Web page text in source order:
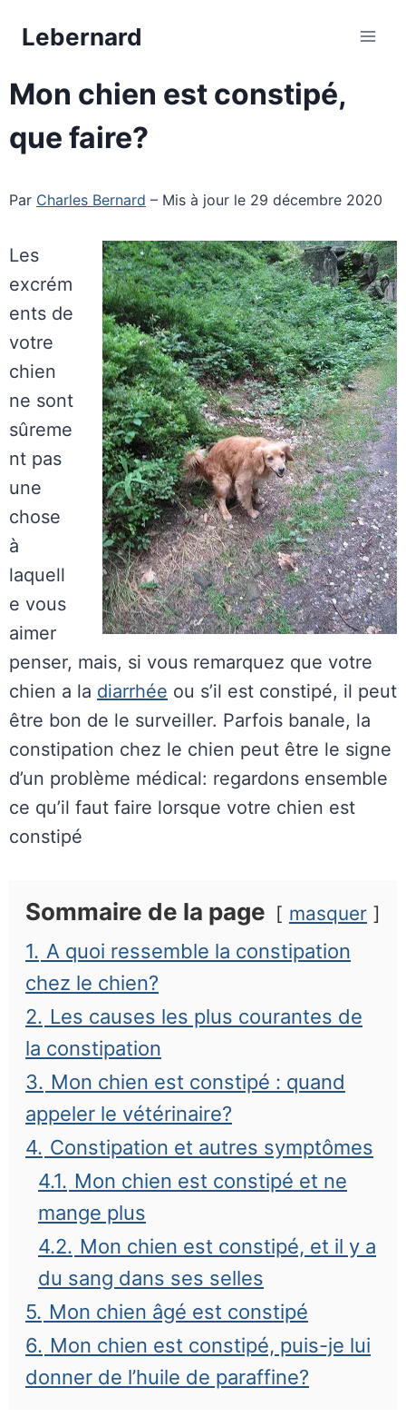
Lebernard
Mon chien est constipé,
que faire?
Par Charles Bernard – Mis à jour le 29 décembre 2020
Les
excrém
ents de
votre
chien
ne sont
sûreme
nt pas
une
chose
à
laquell
e vous
aimer
penser, mais, si vous remarquez que votre
chien a la diarrhée ou s’il est constipé, il peut
être bon de le surveiller. Parfois banale, la
constipation chez le chien peut être le signe
d’un problème médical: regardons ensemble
ce qu’il faut faire lorsque votre chien est
constipé
Sommaire de la page masquer
1. A quoi ressemble la constipation
chez le chien?
2. Les causes les plus courantes de
la constipation
3. Mon chien est constipé : quand
appeler le vétérinaire?
4. Constipation et autres symptômes
4.1. Mon chien est constipé et ne
mange plus
4.2. Mon chien est constipé, et il y a
du sang dans ses selles
5. Mon chien âgé est constipé
6. Mon chien est constipé, puis-je lui
donner de l’huile de paraffine?